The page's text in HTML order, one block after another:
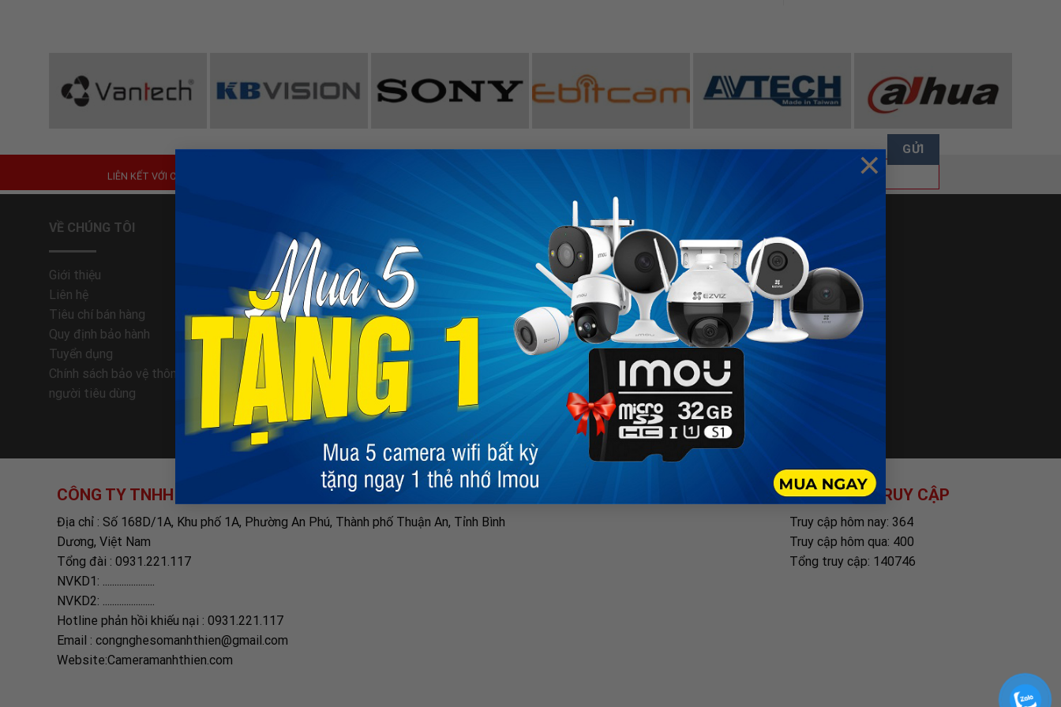
×
LIÊN KẾT VỚI CHÚNG
ĐĂNG KÝ NHẬN KHUYẾN MÃI
VỀ CHÚNG TÔI
Giới thiệu
Liên hệ
Tiêu chí bán hàng
Quy định bảo hành
Tuyển dụng
Chính sách bảo vệ thông tin cá nhân của
người tiêu dùng
Trung tâm hổ trợ
Phương thức thanh toán
Hướng dẫn đặt hàng
Quy định bảo hành
Giao nhận hàng
Hướng dẫn đổi trả
Chính sách bảo hành
ĐỐI TÁC VẬN CHUYỂN
PHƯƠNG THỨC THANH TOÁN
FANPAGE
CÔNG TY TNHH TM-DV CÔNG NGHỆ SỐ MẠNH THIÊN
Địa chỉ : Số 168D/1A, Khu phố 1A, Phường An Phú, Thành phố Thuận An, Tỉnh Bình
Dương, Việt Nam
Tổng đài : 0931.221.117
NVKD1: ......................
NVKD2: ......................
Hotline phản hồi khiếu nại : 0931.221.117
Email : congnghesomanhthien@gmail.com
Website:Cameramanhthien.com
THỐNG KÊ TRUY CẬP
Truy cập hôm nay: 364
Truy cập hôm qua: 400
Tổng truy cập: 140746